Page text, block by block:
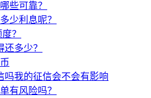
些可靠？
少利息呢？
？
多少？
吗我的征信会不会有影响
有风险吗？